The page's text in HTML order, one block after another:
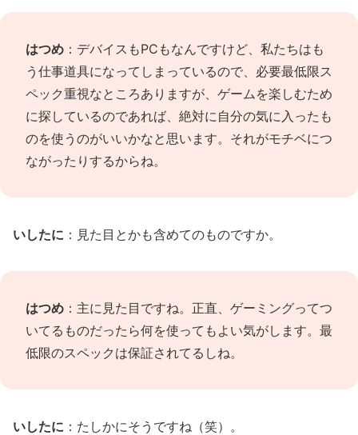
はつめ ：デバイスもPCもなんですけど、私たちはも
う仕事道具になってしまっているので、必要最低限ス
ペック重視なところありますが、ゲームを楽しむため
に探しているのであれば、絶対に自分の気に入ったも
のを使うのがいいかなと思います。それがモチベにつ
ながったりするからね。
いしたに ：見た目とかも含めてのものですか。
はつめ ：主に見た目ですね。正直、ゲーミングってつ
いてるものだったら何を使ってもよい気がします。最
低限のスペックは保証されてるしね。
いしたに ：たしかにそうですね（笑）。